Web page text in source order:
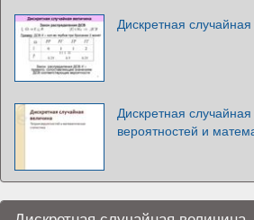
Дискретная
Дискретная
вероятностей и